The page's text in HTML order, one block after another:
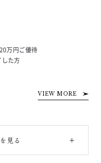
万円ご優待
た方
VIEW MORE
見る